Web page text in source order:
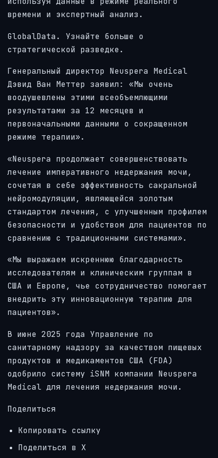
времени и экспертный анализ.
GlobalData.
Узнайте больше о
стратегической разведке.
Генеральный директор Neuspera Medical
Дэвид Ван Меттер заявил: «Мы очень
воодушевлены этими всеобъемлющими
результатами за 12 месяцев и
первоначальными данными о сокращенном
режиме терапии».
«Neuspera продолжает совершенствовать
лечение императивного недержания мочи,
сочетая в себе эффективность сакральной
нейромодуляции, являющейся золотым
стандартом лечения, с улучшенным профилем
безопасности и удобством для пациентов по
сравнению с традиционными системами».
«Мы выражаем искреннюю благодарность
исследователям и клиническим группам в
США и Европе, чье сотрудничество помогает
внедрить эту инновационную терапию для
пациентов».
В июне 2025 года Управление по
санитарному надзору за качеством пищевых
продуктов и медикаментов США (FDA)
одобрило систему iSNM компании Neuspera
Medical для лечения недержания мочи.
Поделиться
Копировать ссылку
Поделиться в X